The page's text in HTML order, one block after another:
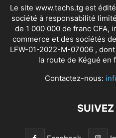
Le site www.techs.tg est
société à responsabilité
de 1 000 000 de franc CFA,
commerce et des sociétés
LFW-01-2022-M-07006 ,
la route de Kégué en
Contactez-nous: